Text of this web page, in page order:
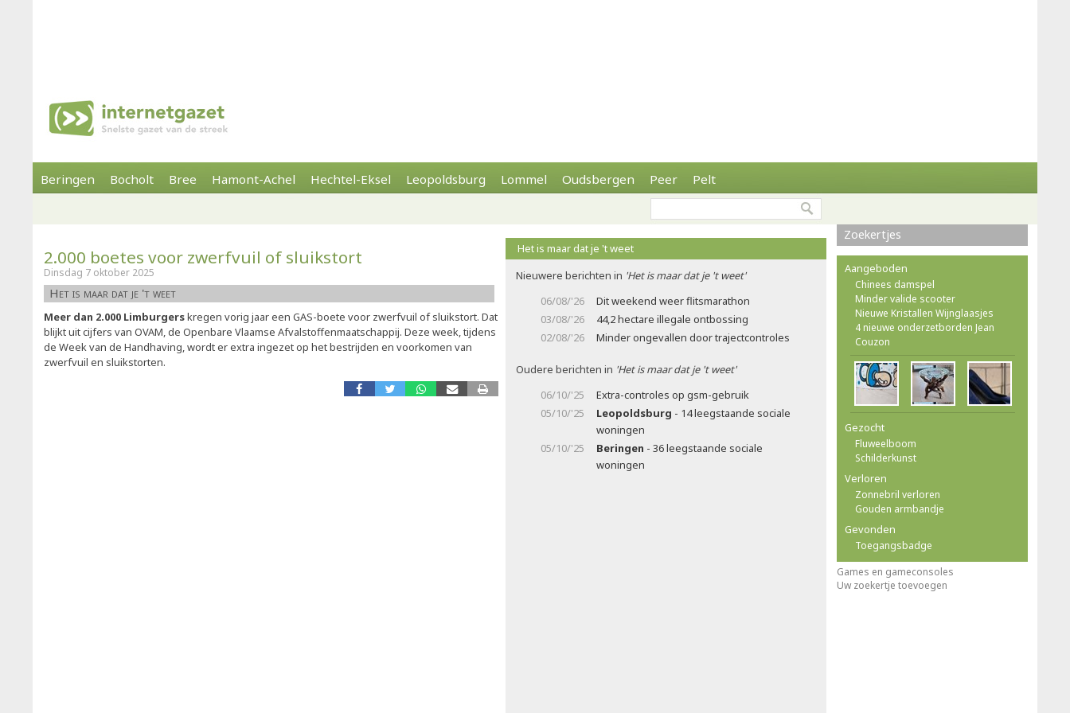
Beringen Bocholt Bree Hamont-Achel Hechtel-Eksel Leopoldsburg Lommel Oudsbergen Peer Pelt
2.000 boetes voor zwerfvuil of sluikstort
Dinsdag 7 oktober 2025
Het is maar dat je 't weet
Meer dan 2.000 Limburgerskregen vorig jaar een GAS-boete voor zwerfvuil of sluikstort. Dat
blijkt uit cijfers van OVAM, de Openbare Vlaamse Afvalstoffenmaatschappij. Deze week, tijdens
de Week van de Handhaving, wordt er extra ingezet op het bestrijden en voorkomen van
zwerfvuil en sluikstorten.
Het is maar dat je 't weet
Nieuwere berichten in 'Het is maar dat je 't weet'
06/08/'26
Dit weekend weer flitsmarathon
03/08/'26
44,2 hectare illegale ontbossing
02/08/'26
Minder ongevallen door trajectcontroles
Oudere berichten in 'Het is maar dat je 't weet'
06/10/'25
Extra-controles op gsm-gebruik
05/10/'25
Leopoldsburg - 14 leegstaande sociale
woningen
05/10/'25
Beringen - 36 leegstaande sociale
woningen
Zoekertjes
Aangeboden
Chinees damspel
Minder valide scooter
Nieuwe Kristallen Wijnglaasjes
4 nieuwe onderzetborden Jean
Couzon
Gezocht
Fluweelboom
Schilderkunst
Verloren
Zonnebril verloren
Gouden armbandje
Gevonden
Toegangsbadge
Games en gameconsoles
Uw zoekertje toevoegen